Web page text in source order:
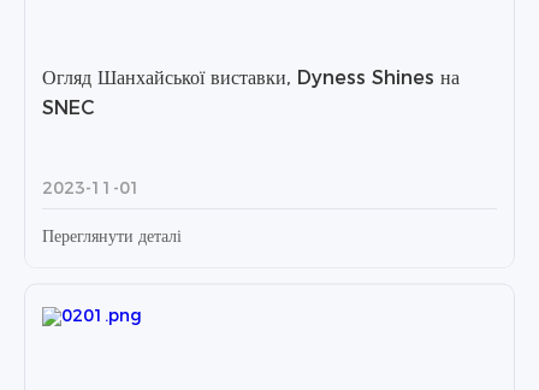
Огляд Шанхайської виставки, Dyness Shines на
SNEC
2023-11-01
Переглянути деталі